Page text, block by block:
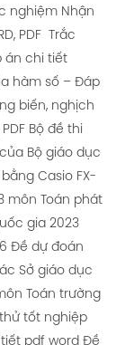
nghiệm Nhận
PDF
Trắc
án chi tiết
hàm số – Đáp
biến, nghịch
Bộ đề thi
Bộ giáo dục
Casio FX-
môn Toán phát
gia 2023
Đề dự đoán
Sở giáo dục
Toán trường
tốt nghiệp
tiết pdf word Đề